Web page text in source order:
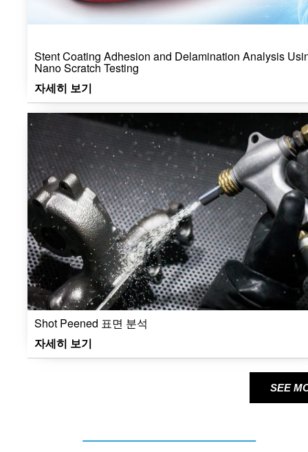
Stent Coating Adhesion and Delamination Analysis
Nano Scratch Testing
자세히 보기
Shot Peened 표면 분석
자세히 보기
SEE